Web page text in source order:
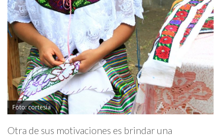
Foto: cortesía
Otra de sus motivaciones es brindar una